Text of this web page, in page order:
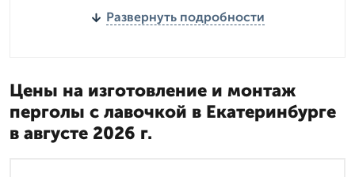
Развернуть подробности
Цены на изготовление и монтаж
перголы с лавочкой в Екатеринбурге
в августе 2026 г.